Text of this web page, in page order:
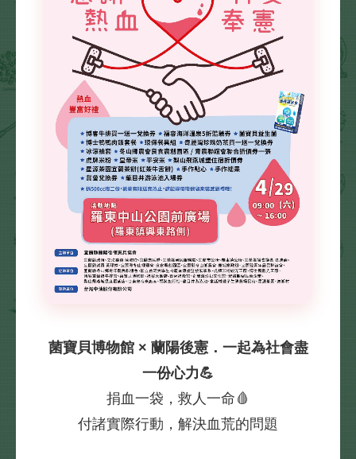
菌寶貝博物館 × 蘭陽後憲．一起為社會盡
一份心力💪
捐血一袋，救人一命🩸
付諸實際行動，解決血荒的問題